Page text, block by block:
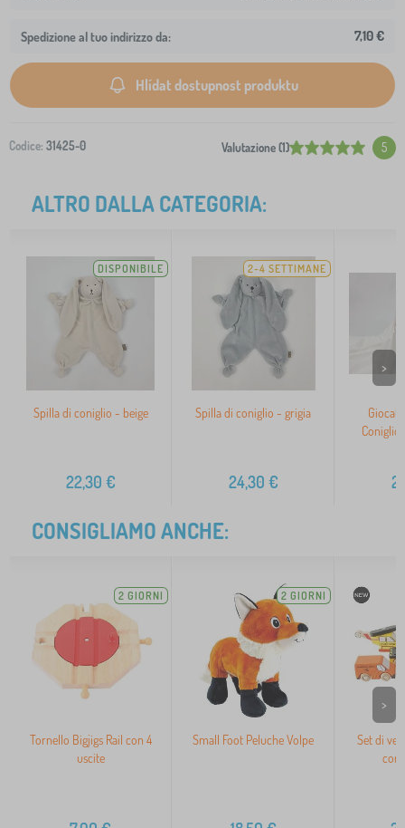
Spedizione al tuo indirizzo da: 7,10 €
Hlídat dostupnost produktu
Codice: 31425-0 Valutazione (1) 5
ALTRO DALLA CATEGORIA:
DISPONIBILE
Spilla di coniglio - beige
22,30 €
2-4 SETTIMANE
Spilla di coniglio - grigia
24,30 €
Coniglio
>
CONSIGLIAMO ANCHE:
2 GIORNI
Tornello Bigjigs Rail con 4
uscite
2 GIORNI
Small Foot Peluche Volpe
Set di
con
>